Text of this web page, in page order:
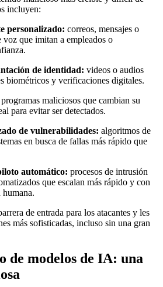
incluyen:
personalizado: correos, mensajes o
voz que imitan a empleados o
de identidad: videos o audios
biométricos y verificaciones digitales.
programas maliciosos que cambian su
para evitar ser detectados.
de vulnerabilidades: algoritmos de
en busca de fallas más rápido que
automático: procesos de intrusión
que escalan más rápido y con
de entrada para los atacantes y les
más sofisticadas, incluso sin una gran
de modelos de IA: una